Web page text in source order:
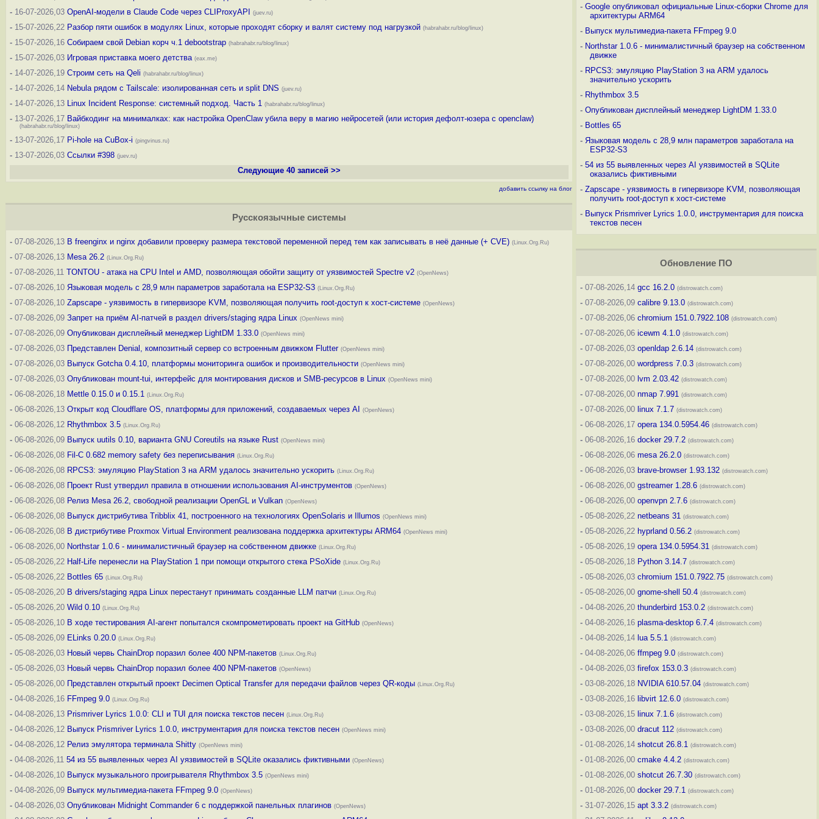
- 16-07-2026,03 OpenAI-модели в Claude Code через CLIProxyAPI (juev.ru)
- 15-07-2026,22 Разбор пяти ошибок в модулях Linux, которые проходят сборку и валят систему под нагрузкой (habrahabr.ru/blog/linux)
- 15-07-2026,16 Собираем свой Debian корч ч.1 debootstrap (habrahabr.ru/blog/linux)
- 15-07-2026,03 Игровая приставка моего детства (eax.me)
- 14-07-2026,19 Строим сеть на Qeli (habrahabr.ru/blog/linux)
- 14-07-2026,14 Nebula рядом с Tailscale: изолированная сеть и split DNS (juev.ru)
- 14-07-2026,13 Linux Incident Response: системный подход. Часть 1 (habrahabr.ru/blog/linux)
- 13-07-2026,17 Вайбкодинг на минималках: как настройка OpenClaw убила веру в магию нейросетей (или история дефолт-юзера с openclaw)
(habrahabr.ru/blog/linux)
- 13-07-2026,17 Pi-hole на CuBox-i (pingvinus.ru)
- 13-07-2026,03 Ссылки #398 (juev.ru)
Следующие 40 записей >>
добавить ссылку на блог
Русскоязычные системы
- 07-08-2026,13 В freenginx и nginx добавили проверку размера текстовой переменной перед тем как записывать в неё данные (+ CVE) (Linux.Org.Ru)
- 07-08-2026,13 Mesa 26.2 (Linux.Org.Ru)
- 07-08-2026,11 TONTOU - атака на CPU Intel и AMD, позволяющая обойти защиту от уязвимостей Spectre v2 (OpenNews)
- 07-08-2026,10 Языковая модель с 28,9 млн параметров заработала на ESP32-S3 (Linux.Org.Ru)
- 07-08-2026,10 Zapscape - уязвимость в гипервизоре KVM, позволяющая получить root-доступ к хост-системе (OpenNews)
- 07-08-2026,09 Запрет на приём AI-патчей в раздел drivers/staging ядра Linux (OpenNews mini)
- 07-08-2026,09 Опубликован дисплейный менеджер LightDM 1.33.0 (OpenNews mini)
- 07-08-2026,03 Представлен Denial, композитный сервер со встроенным движком Flutter (OpenNews mini)
- 07-08-2026,03 Выпуск Gotcha 0.4.10, платформы мониторинга ошибок и производительности (OpenNews mini)
- 07-08-2026,03 Опубликован mount-tui, интерфейс для монтирования дисков и SMB-ресурсов в Linux (OpenNews mini)
- 06-08-2026,18 Mettle 0.15.0 и 0.15.1 (Linux.Org.Ru)
- 06-08-2026,13 Открыт код Cloudflare OS, платформы для приложений, создаваемых через AI (OpenNews)
- 06-08-2026,12 Rhythmbox 3.5 (Linux.Org.Ru)
- 06-08-2026,09 Выпуск uutils 0.10, варианта GNU Coreutils на языке Rust (OpenNews mini)
- 06-08-2026,08 Fil-C 0.682 memory safety без переписывания (Linux.Org.Ru)
- 06-08-2026,08 RPCS3: эмуляцию PlayStation 3 на ARM удалось значительно ускорить (Linux.Org.Ru)
- 06-08-2026,08 Проект Rust утвердил правила в отношении использования AI-инструментов (OpenNews)
- 06-08-2026,08 Релиз Mesa 26.2, свободной реализации OpenGL и Vulkan (OpenNews)
- 06-08-2026,08 Выпуск дистрибутива Tribblix 41, построенного на технологиях OpenSolaris и Illumos (OpenNews mini)
- 06-08-2026,08 В дистрибутиве Proxmox Virtual Environment реализована поддержка архитектуры ARM64 (OpenNews mini)
- 06-08-2026,00 Northstar 1.0.6 - минималистичный браузер на собственном движке (Linux.Org.Ru)
- 05-08-2026,22 Half-Life перенесли на PlayStation 1 при помощи открытого стека PSoXide (Linux.Org.Ru)
- 05-08-2026,22 Bottles 65 (Linux.Org.Ru)
- 05-08-2026,20 В drivers/staging ядра Linux перестанут принимать созданные LLM патчи (Linux.Org.Ru)
- 05-08-2026,20 Wild 0.10 (Linux.Org.Ru)
- 05-08-2026,10 В ходе тестирования AI-агент попытался скомпрометировать проект на GitHub (OpenNews)
- 05-08-2026,09 ELinks 0.20.0 (Linux.Org.Ru)
- 05-08-2026,03 Новый червь ChainDrop поразил более 400 NPM-пакетов (Linux.Org.Ru)
- 05-08-2026,03 Новый червь ChainDrop поразил более 400 NPM-пакетов (OpenNews)
- 05-08-2026,00 Представлен открытый проект Decimen Optical Transfer для передачи файлов через QR-коды (Linux.Org.Ru)
- 04-08-2026,16 FFmpeg 9.0 (Linux.Org.Ru)
- 04-08-2026,13 Prismriver Lyrics 1.0.0: CLI и TUI для поиска текстов песен (Linux.Org.Ru)
- 04-08-2026,12 Выпуск Prismriver Lyrics 1.0.0, инструментария для поиска текстов песен (OpenNews mini)
- 04-08-2026,12 Релиз эмулятора терминала Shitty (OpenNews mini)
- 04-08-2026,11 54 из 55 выявленных через AI уязвимостей в SQLite оказались фиктивными (OpenNews)
- 04-08-2026,10 Выпуск музыкального проигрывателя Rhythmbox 3.5 (OpenNews mini)
- 04-08-2026,09 Выпуск мультимедиа-пакета FFmpeg 9.0 (OpenNews)
- 04-08-2026,03 Опубликован Midnight Commander 6 c поддержкой панельных плагинов (OpenNews)
- Google опубликовал официальные Linux-сборки Chrome для
архитектуры ARM64
- Выпуск мультимедиа-пакета FFmpeg 9.0
- Northstar 1.0.6 - минималистичный браузер на собственном
движке
- RPCS3: эмуляцию PlayStation 3 на ARM удалось
значительно ускорить
- Rhythmbox 3.5
- Опубликован дисплейный менеджер LightDM 1.33.0
- Bottles 65
- Языковая модель с 28,9 млн параметров заработала на
ESP32-S3
- 54 из 55 выявленных через AI уязвимостей в SQLite
оказались фиктивными
- Zapscape - уязвимость в гипервизоре KVM, позволяющая
получить root-доступ к хост-системе
- Выпуск Prismriver Lyrics 1.0.0, инструментария для поиска
текстов песен
Обновление ПО
- 07-08-2026,14 gcc 16.2.0 (distrowatch.com)
- 07-08-2026,09 calibre 9.13.0 (distrowatch.com)
- 07-08-2026,06 chromium 151.0.7922.108 (distrowatch.com)
- 07-08-2026,06 icewm 4.1.0 (distrowatch.com)
- 07-08-2026,03 openldap 2.6.14 (distrowatch.com)
- 07-08-2026,00 wordpress 7.0.3 (distrowatch.com)
- 07-08-2026,00 lvm 2.03.42 (distrowatch.com)
- 07-08-2026,00 nmap 7.991 (distrowatch.com)
- 07-08-2026,00 linux 7.1.7 (distrowatch.com)
- 06-08-2026,17 opera 134.0.5954.46 (distrowatch.com)
- 06-08-2026,16 docker 29.7.2 (distrowatch.com)
- 06-08-2026,06 mesa 26.2.0 (distrowatch.com)
- 06-08-2026,03 brave-browser 1.93.132 (distrowatch.com)
- 06-08-2026,00 gstreamer 1.28.6 (distrowatch.com)
- 06-08-2026,00 openvpn 2.7.6 (distrowatch.com)
- 05-08-2026,22 netbeans 31 (distrowatch.com)
- 05-08-2026,22 hyprland 0.56.2 (distrowatch.com)
- 05-08-2026,19 opera 134.0.5954.31 (distrowatch.com)
- 05-08-2026,18 Python 3.14.7 (distrowatch.com)
- 05-08-2026,03 chromium 151.0.7922.75 (distrowatch.com)
- 05-08-2026,00 gnome-shell 50.4 (distrowatch.com)
- 04-08-2026,20 thunderbird 153.0.2 (distrowatch.com)
- 04-08-2026,16 plasma-desktop 6.7.4 (distrowatch.com)
- 04-08-2026,14 lua 5.5.1 (distrowatch.com)
- 04-08-2026,06 ffmpeg 9.0 (distrowatch.com)
- 04-08-2026,03 firefox 153.0.3 (distrowatch.com)
- 03-08-2026,18 NVIDIA 610.57.04 (distrowatch.com)
- 03-08-2026,16 libvirt 12.6.0 (distrowatch.com)
- 03-08-2026,15 linux 7.1.6 (distrowatch.com)
- 03-08-2026,00 dracut 112 (distrowatch.com)
- 01-08-2026,14 shotcut 26.8.1 (distrowatch.com)
- 01-08-2026,00 cmake 4.4.2 (distrowatch.com)
- 01-08-2026,00 shotcut 26.7.30 (distrowatch.com)
- 01-08-2026,00 docker 29.7.1 (distrowatch.com)
- 31-07-2026,15 apt 3.3.2 (distrowatch.com)